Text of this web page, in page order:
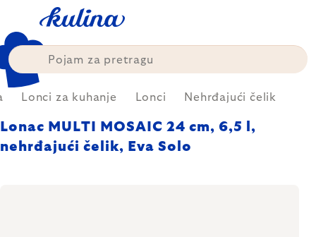
content
Lonci za kuhanje Lonci Nehrđajući čelik
Lonac MULTI MOSAIC 24 cm, 6,5 l,
nehrđajući čelik, Eva Solo